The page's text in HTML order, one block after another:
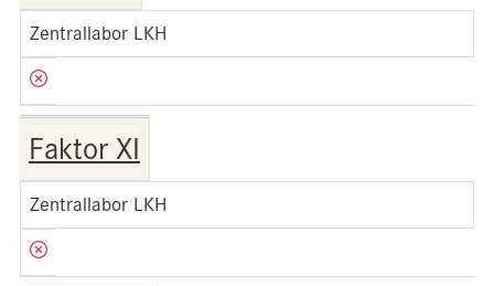
Zentrallabor LKH
Faktor XI
Zentrallabor LKH